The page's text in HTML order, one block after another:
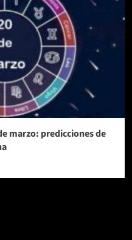
marzo: predicciones de